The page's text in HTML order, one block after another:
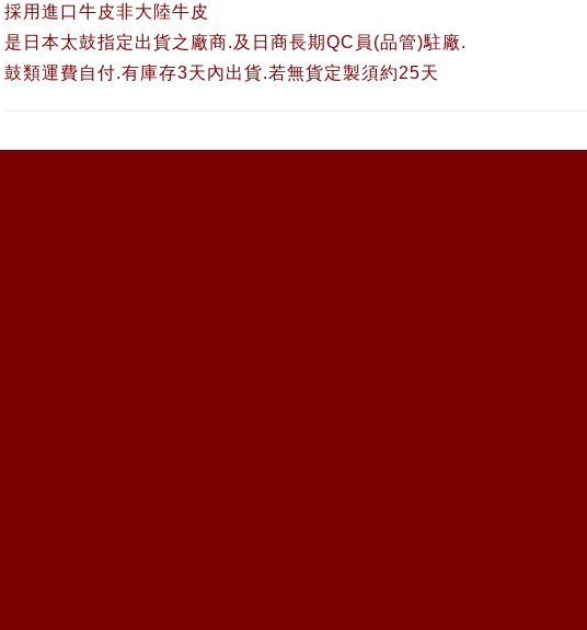
採用進口牛皮非大陸牛皮
是日本太鼓指定出貨之廠商.及日商長期QC員(品管)駐廠.
鼓類運費自付.有庫存3天內出貨.若無貨定製須約25天